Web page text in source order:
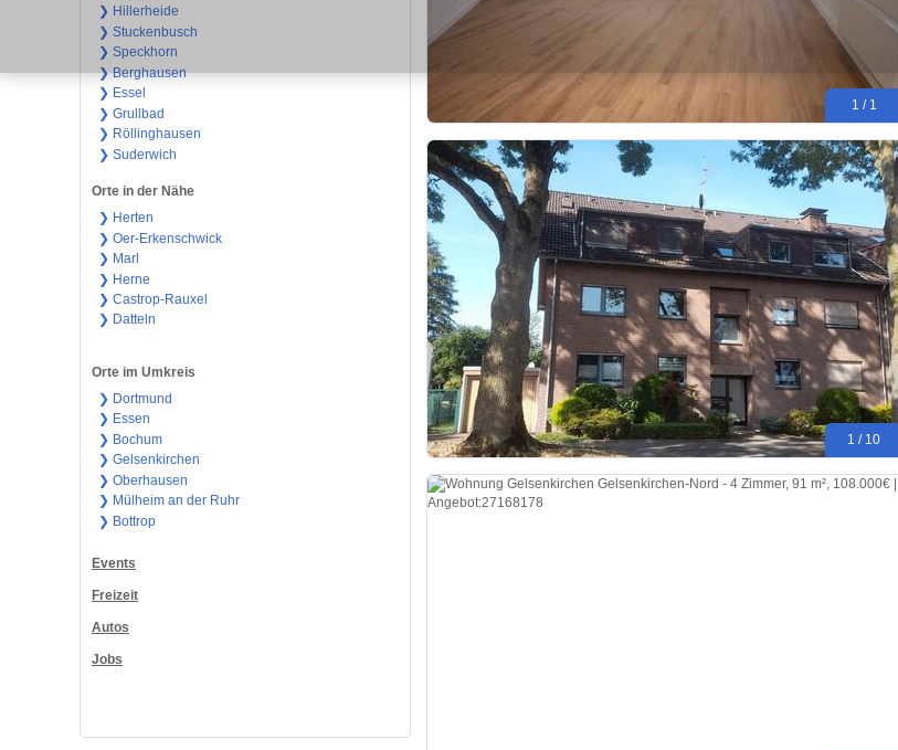
❯ Hillerheide
❯ Stuckenbusch
❯ Speckhorn
❯ Berghausen
❯ Essel
❯ Grullbad
❯ Röllinghausen
❯ Suderwich
Orte in der Nähe
❯ Herten
❯ Oer-Erkenschwick
❯ Marl
❯ Herne
❯ Castrop-Rauxel
❯ Datteln
Orte im Umkreis
❯ Dortmund
❯ Essen
❯ Bochum
❯ Gelsenkirchen
❯ Oberhausen
❯ Mülheim an der Ruhr
❯ Bottrop
Events
Freizeit
Autos
Jobs
1 / 1
1 / 10